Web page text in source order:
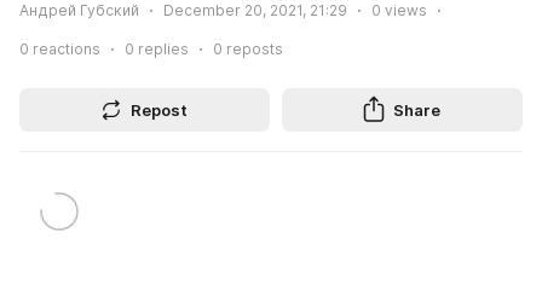
Андрей Губский December 20, 2021, 21:29 0 views
0 reactions 0 replies 0 reposts
Repost Share